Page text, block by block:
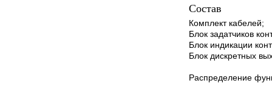
Состав
Комплект кабелей;
Блок задатчиков
Блок индикации
Блок дискретных
Распределение